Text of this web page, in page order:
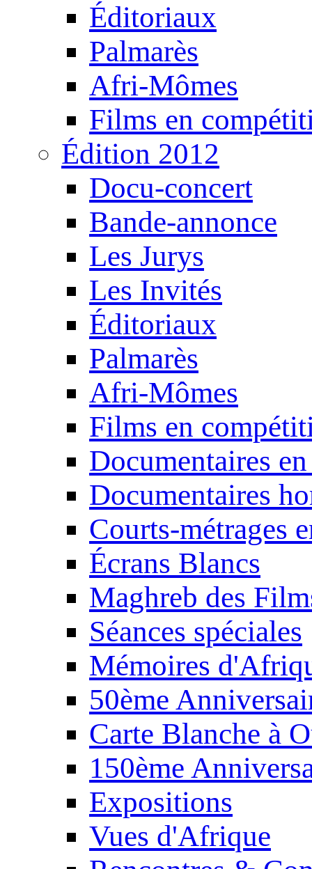
Éditoriaux
Palmarès
Afri-Mômes
Films en
Édition 2012
Docu-concert
Bande-annonce
Les Jurys
Les Invités
Éditoriaux
Palmarès
Afri-Mômes
Films en
Documentaires
Documentaires
Courts-métrages
Écrans Blancs
Maghreb des
Séances spéciales
Mémoires
50ème
Carte Blanche à
150ème
Expositions
Vues d'Afrique